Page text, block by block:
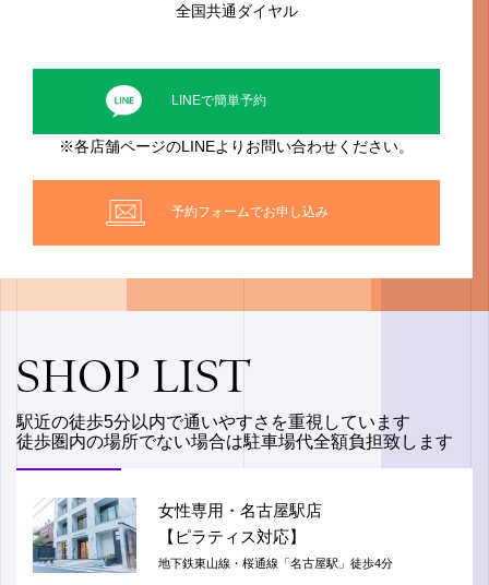
全国共通ダイヤル
LINEで簡単予約
※各店舗ページのLINEよりお問い合わせください。
予約フォームでお申し込み
SHOP LIST
駅近の徒歩5分以内で通いやすさを重視しています
徒歩圏内の場所でない場合は駐車場代全額負担致します
女性専用・名古屋駅店
【ピラティス対応】
地下鉄東山線・桜通線「名古屋駅」徒歩4分